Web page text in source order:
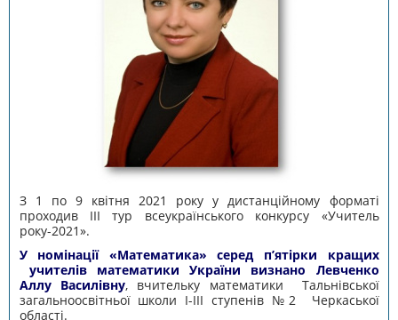
З 1 по 9 квітня 2021 року у дистанційному форматі
проходив ІІІ тур всеукраїнського конкурсу «Учитель
року-2021».
У номінації «Математика» серед п’ятірки кращих
учителів математики України визнано
Левченко
Аллу Василівну, вчительку математики Тальнівської
загальноосвітньої школи І-ІІІ ступенів №2 Черкаської
області.